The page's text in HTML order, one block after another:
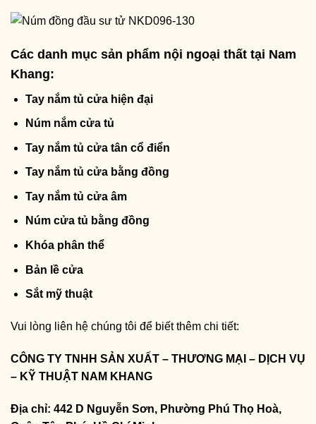
Các danh mục sản phẩm nội ngoại thất tại Nam
Khang:
Tay nắm tủ cửa hiện đại
Núm nắm cửa tủ
Tay nắm tủ cửa tân cổ điển
Tay nắm tủ cửa bằng đồng
Tay nắm tủ cửa âm
Núm cửa tủ bằng đồng
Khóa phân thể
Bản lề cửa
Sắt mỹ thuật
Vui lòng liên hệ chúng tôi để biết thêm chi tiết:
CÔNG TY TNHH SẢN XUẤT – THƯƠNG MẠI – DỊCH VỤ
– KỸ THUẬT NAM KHANG
Địa chỉ: 442 D Nguyễn Sơn, Phường Phú Thọ Hoà,